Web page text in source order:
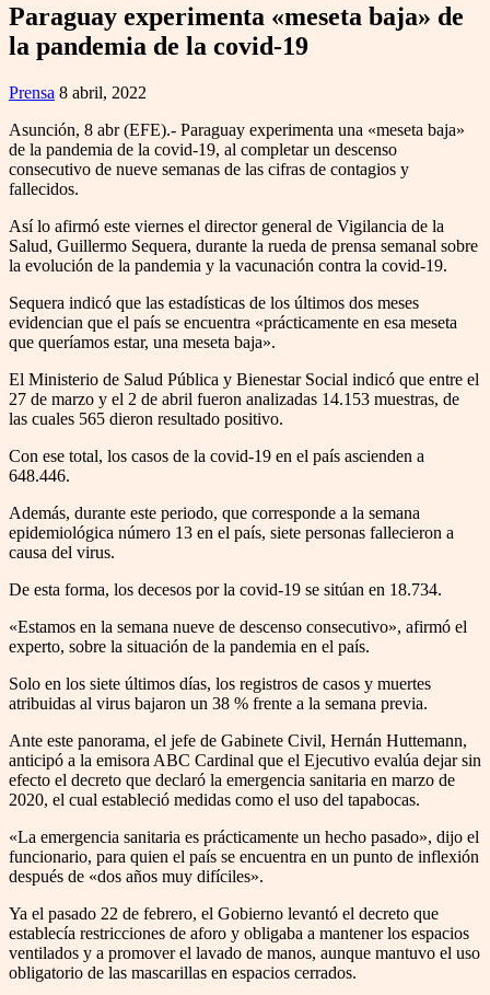
Paraguay experimenta «meseta baja» de
la pandemia de la covid-19
Prensa 8 abril, 2022
Asunción, 8 abr (EFE).- Paraguay experimenta una «meseta baja»
de la pandemia de la covid-19, al completar un descenso
consecutivo de nueve semanas de las cifras de contagios y
fallecidos.
Así lo afirmó este viernes el director general de Vigilancia de la
Salud, Guillermo Sequera, durante la rueda de prensa semanal sobre
la evolución de la pandemia y la vacunación contra la covid-19.
Sequera indicó que las estadísticas de los últimos dos meses
evidencian que el país se encuentra «prácticamente en esa meseta
que queríamos estar, una meseta baja».
El Ministerio de Salud Pública y Bienestar Social indicó que entre el
27 de marzo y el 2 de abril fueron analizadas 14.153 muestras, de
las cuales 565 dieron resultado positivo.
Con ese total, los casos de la covid-19 en el país ascienden a
648.446.
Además, durante este periodo, que corresponde a la semana
epidemiológica número 13 en el país, siete personas fallecieron a
causa del virus.
De esta forma, los decesos por la covid-19 se sitúan en 18.734.
«Estamos en la semana nueve de descenso consecutivo», afirmó el
experto, sobre la situación de la pandemia en el país.
Solo en los siete últimos días, los registros de casos y muertes
atribuidas al virus bajaron un 38 % frente a la semana previa.
Ante este panorama, el jefe de Gabinete Civil, Hernán Huttemann,
anticipó a la emisora ABC Cardinal que el Ejecutivo evalúa dejar sin
efecto el decreto que declaró la emergencia sanitaria en marzo de
2020, el cual estableció medidas como el uso del tapabocas.
«La emergencia sanitaria es prácticamente un hecho pasado», dijo el
funcionario, para quien el país se encuentra en un punto de inflexión
después de «dos años muy difíciles».
Ya el pasado 22 de febrero, el Gobierno levantó el decreto que
establecía restricciones de aforo y obligaba a mantener los espacios
ventilados y a promover el lavado de manos, aunque mantuvo el uso
obligatorio de las mascarillas en espacios cerrados.